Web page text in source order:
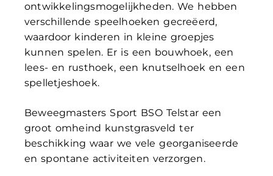
ontwikkelingsmogelijkheden. We hebben
verschillende speelhoeken gecreëerd,
waardoor kinderen in kleine groepjes
kunnen spelen. Er is een bouwhoek, een
lees- en rusthoek, een knutselhoek en een
spelletjeshoek.
Beweegmasters Sport BSO Telstar een
groot omheind kunstgrasveld ter
beschikking waar we vele georganiseerde
en spontane activiteiten verzorgen.